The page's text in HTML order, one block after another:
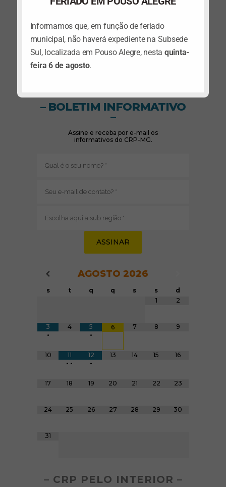
– BOLETIM INFORMATIVO
–
Assine e receba por e-mail os
informativos do CRP-MG.
mail
região
Navegação do Calendário
AGOSTO 2026
s t q q s s
d
1
2
3
•
4
5
•
6 7 8 9
10
11
• •
12
•
13 14 15 16
17 18 19 20 21 22 23
24 25 26 27 28 29 30
31
– CRP PELO INTERIOR –
Informamos que, em função de feriado
municipal, não haverá expediente na Subsede
Sul, localizada em Pouso Alegre, nesta quinta-
feira 6 de agosto.